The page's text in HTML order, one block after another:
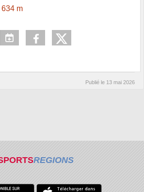
m
Publié le 13 mai 2026
REGIONS